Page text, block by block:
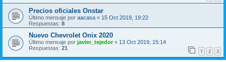
Precios oficiales Onstar
Último mensaje por aacasa « 15 Oct 2019, 19:22
Respuestas: 8
Nuevo Chevrolet Onix 2020
Último mensaje por javier_tejedor« 13 Oct 2019, 15:14
Respuestas: 21 1 2 3